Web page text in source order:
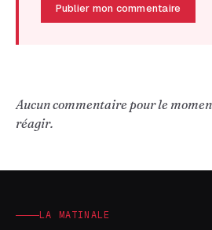
Publier mon commentaire
Aucun commentaire pour le
réagir.
LA MATINALE